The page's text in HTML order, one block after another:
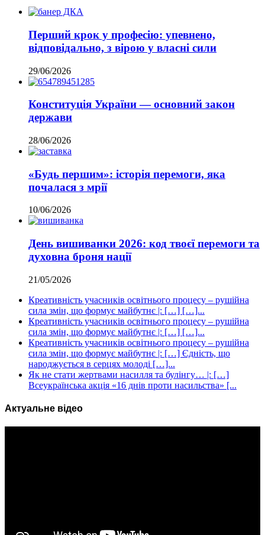
Перший крок у професію: упевнено,
відповідально, з вірою у власні сили
29/06/2026
Конституція України — основний закон
держави
28/06/2026
«Будь першим»: історія перемоги, яка
почалася з мрії
10/06/2026
День вишиванки 2026: код твоєї перемоги та
духовна броня нації
21/05/2026
Креативність учасників освітнього процесу – рушійна
сила змін, що формує майбутнє |: […] […]...
Креативність учасників освітнього процесу – рушійна
сила змін, що формує майбутнє |: […] […]...
Креативність учасників освітнього процесу – рушійна
сила змін, що формує майбутнє |: […] Єдність, що
народжується в серцях молоді […]...
Як не стати жертвами насилля та булінгу… |: […]
Всеукраїнська акція «16 днів проти насильства» [...
Актуальне відео